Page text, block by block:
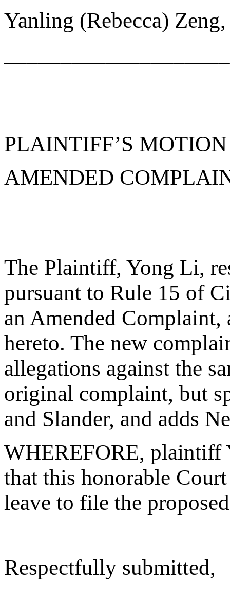
Yanling (Rebecca) Zeng,
PLAINTIFF’S
AMENDED
The Plaintiff, Yong Li,
pursuant to Rule 15 of
an Amended
hereto. The new
allegations against the
original complaint, but
and Slander, and adds
WHEREFORE, plaintiff
that this honorable
leave to file the
Respectfully submitted,